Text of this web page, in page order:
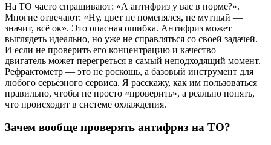
На ТО часто спрашивают: «А антифриз у вас в норме?».
Многие отвечают: «Ну, цвет не поменялся, не мутный —
значит, всё ок». Это опасная ошибка. Антифриз может
выглядеть идеально, но уже не справляться со своей задачей.
И если не проверить его концентрацию и качество —
двигатель может перегреться в самый неподходящий момент.
Рефрактометр — это не роскошь, а базовый инструмент для
любого серьёзного сервиса. Я расскажу, как им пользоваться
правильно, чтобы не просто «проверить», а реально понять,
что происходит в системе охлаждения.
Зачем вообще проверять антифриз на ТО?